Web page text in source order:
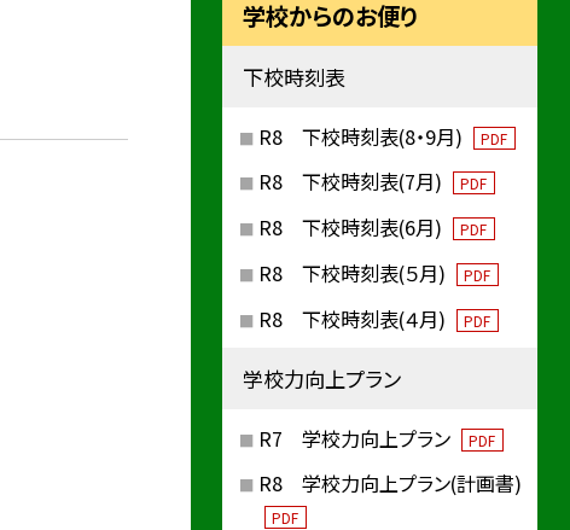
学校からのお便り
下校時刻表
R8 下校時刻表(8・9月) PDF
R8 下校時刻表(7月) PDF
R8 下校時刻表(6月) PDF
R8 下校時刻表(５月) PDF
R8 下校時刻表(４月) PDF
学校力向上プラン
R7 学校力向上プラン PDF
R8 学校力向上プラン(計画書)
PDF